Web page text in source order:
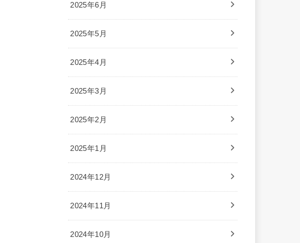
2025年6月
2025年5月
2025年4月
2025年3月
2025年2月
2025年1月
2024年12月
2024年11月
2024年10月